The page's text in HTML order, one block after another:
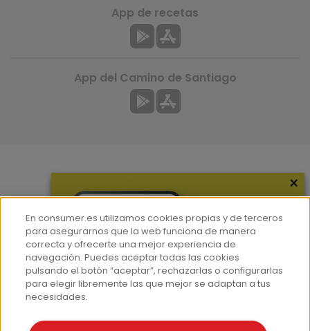
Hemeroteca
Contacto
Prensa
Corpus Lingüístico Consumer
App de recetas
App del Camino de Santiago
×
En consumer.es utilizamos cookies propias y de terceros
para asegurarnos que la web funciona de manera
correcta y ofrecerte una mejor experiencia de
navegación. Puedes aceptar todas las cookies
pulsando el botón “aceptar”, rechazarlas o configurarlas
para elegir libremente las que mejor se adaptan a tus
necesidades.